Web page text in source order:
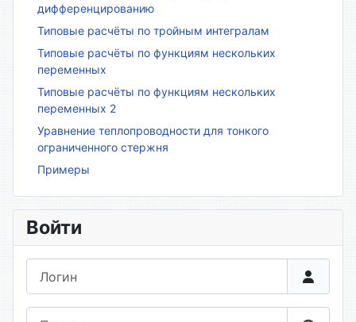
дифференцированию
Типовые расчёты по тройным интегралам
Типовые расчёты по функциям нескольких
переменных
Типовые расчёты по функциям нескольких
переменных 2
Уравнение теплопроводности для тонкого
ограниченного стержня
Примеры
Войти